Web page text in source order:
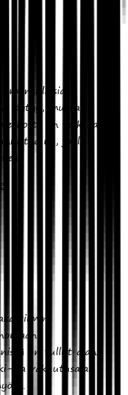
löytyy, mutta
on vaikeaa.
ne, joille
on tullut alan
ja vakuutusalan